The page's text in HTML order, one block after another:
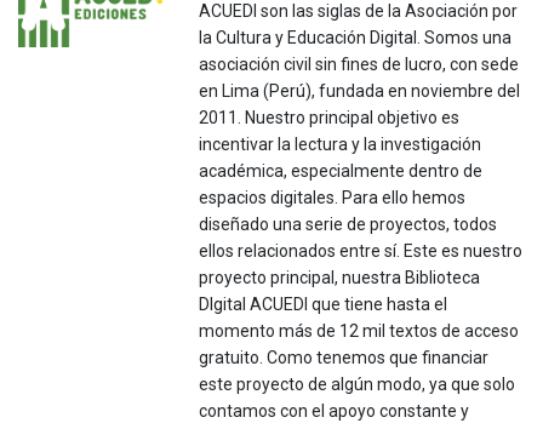
ACUEDI son las siglas de la Asociación por
la Cultura y Educación Digital. Somos una
asociación civil sin fines de lucro, con sede
en Lima (Perú), fundada en noviembre del
2011. Nuestro principal objetivo es
incentivar la lectura y la investigación
académica, especialmente dentro de
espacios digitales. Para ello hemos
diseñado una serie de proyectos, todos
ellos relacionados entre sí. Este es nuestro
proyecto principal, nuestra Biblioteca
DIgital ACUEDI que tiene hasta el
momento más de 12 mil textos de acceso
gratuito. Como tenemos que financiar
este proyecto de algún modo, ya que solo
contamos con el apoyo constante y